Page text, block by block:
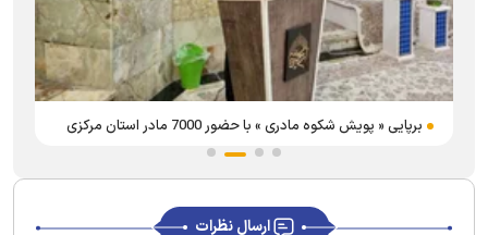
برپایی « پویش شکوه مادری » با حضور 7000 مادر استان مرکزی
ارسال نظرات